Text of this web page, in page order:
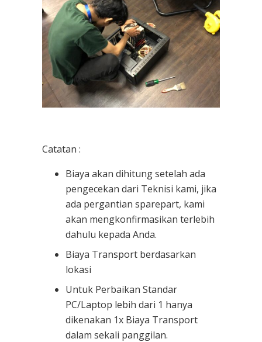
Catatan :
Biaya akan dihitung setelah ada
pengecekan dari Teknisi kami, jika
ada pergantian sparepart, kami
akan mengkonfirmasikan terlebih
dahulu kepada Anda.
Biaya Transport berdasarkan
lokasi
Untuk Perbaikan Standar
PC/Laptop lebih dari 1 hanya
dikenakan 1x Biaya Transport
dalam sekali panggilan.